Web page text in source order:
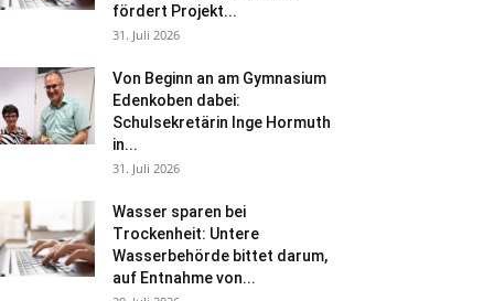
fördert Projekt...
31. Juli 2026
Von Beginn an am Gymnasium
Edenkoben dabei:
Schulsekretärin Inge Hormuth
in...
31. Juli 2026
Wasser sparen bei
Trockenheit: Untere
Wasserbehörde bittet darum,
auf Entnahme von...